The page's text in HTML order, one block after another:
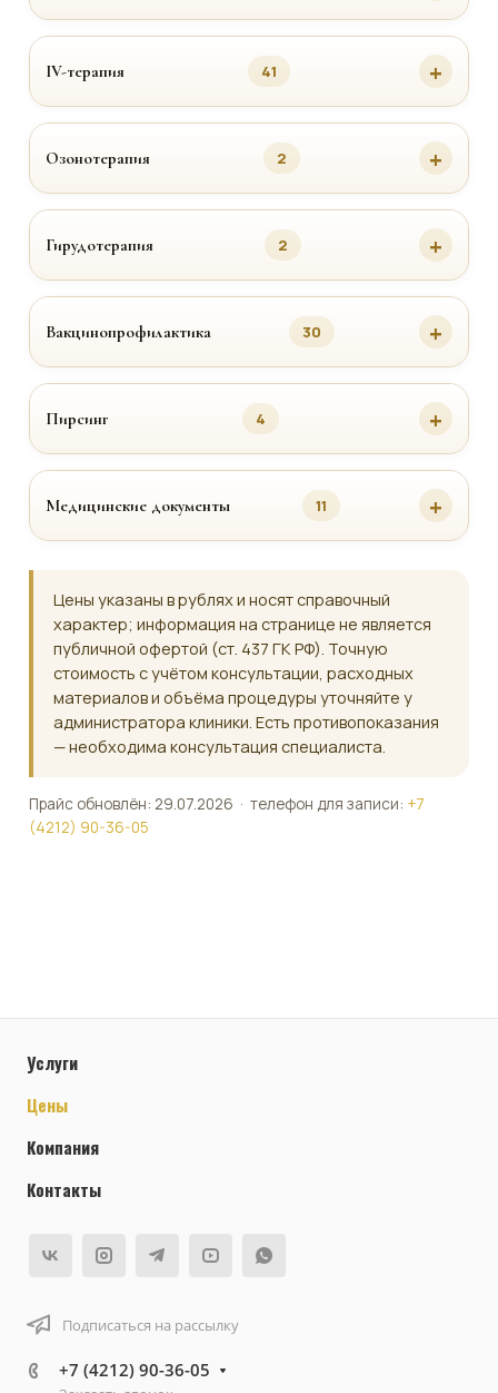
IV-терапия 41
Озонотерапия 2
Гирудотерапия 2
Вакцинопрофилактика 30
Пирсинг 4
Медицинские документы 11
Цены указаны в рублях и носят справочный
характер; информация на странице не является
публичной офертой (ст. 437 ГК РФ). Точную
стоимость с учётом консультации, расходных
материалов и объёма процедуры уточняйте у
администратора клиники. Есть противопоказания
— необходима консультация специалиста.
Прайс обновлён: 29.07.2026 · телефон для записи: +7
(4212) 90-36-05
Услуги
Цены
Компания
Контакты
Подписаться на рассылку
+7 (4212) 90-36-05